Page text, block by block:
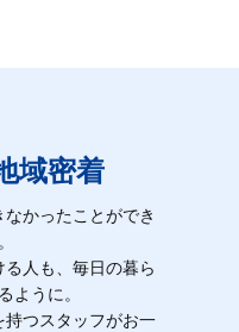
域密着
かったことができ
人も、毎日の暮ら
ように。
つスタッフがお一